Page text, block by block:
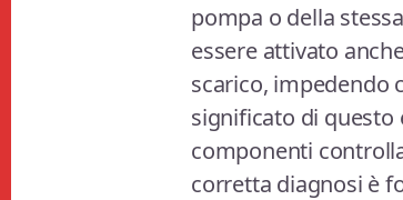
pompa o della
essere attivato
scarico, impedendo
significato di
componenti
corretta diagnosi è